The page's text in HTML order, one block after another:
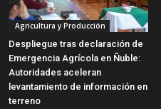
Agricultura y Producción
Despliegue tras declaración de
Emergencia Agrícola en Ñuble:
Autoridades aceleran
levantamiento de información en
terreno